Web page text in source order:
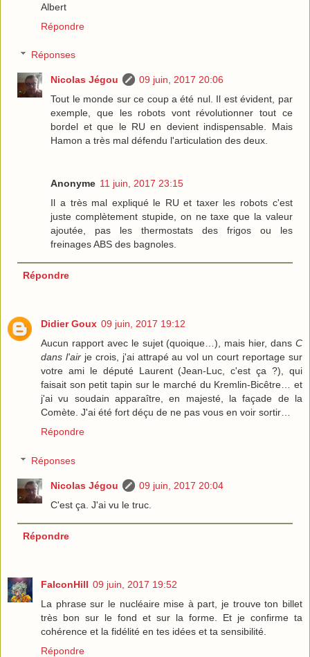
Albert
Répondre
Réponses
Nicolas Jégou
09 juin, 2017 20:06
Tout le monde sur ce coup a été nul. Il est évident, par
exemple, que les robots vont révolutionner tout ce
bordel et que le RU en devient indispensable. Mais
Hamon a très mal défendu l'articulation des deux.
Anonyme 11 juin, 2017 23:15
Il a très mal expliqué le RU et taxer les robots c'est
juste complètement stupide, on ne taxe que la valeur
ajoutée, pas les thermostats des frigos ou les
freinages ABS des bagnoles.
Répondre
Didier Goux 09 juin, 2017 19:12
Aucun rapport avec le sujet (quoique…), mais hier, dans C
dans l'airje crois, j'ai attrapé au vol un court reportage sur
votre ami le député Laurent (Jean-Luc, c'est ça ?), qui
faisait son petit tapin sur le marché du Kremlin-Bicêtre… et
j'ai vu soudain apparaître, en majesté, la façade de la
Comète. J'ai été fort déçu de ne pas vous en voir sortir…
Répondre
Réponses
Nicolas Jégou
09 juin, 2017 20:04
C'est ça. J'ai vu le truc.
Répondre
FalconHill 09 juin, 2017 19:52
La phrase sur le nucléaire mise à part, je trouve ton billet
très bon sur le fond et sur la forme. Et je confirme ta
cohérence et la fidélité en tes idées et ta sensibilité.
Répondre